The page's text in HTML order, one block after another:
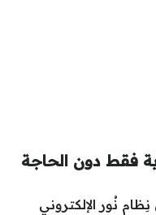
فقط دون الحاجة
نُور الإلكتروني